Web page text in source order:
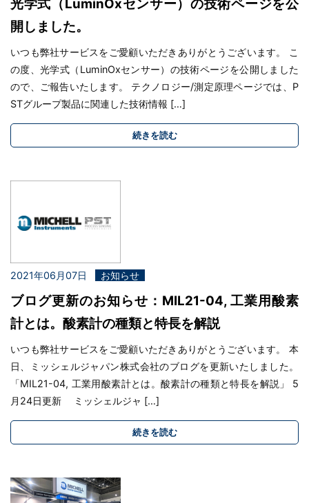
光学式（LuminOxセンサー）の技術ページを公
開しました。
いつも弊社サービスをご愛顧いただきありがとうございます。 こ
の度、光学式（LuminOxセンサー）の技術ページを公開しました
ので、ご報告いたします。 テクノロジー/測定原理ページでは、P
STグループ製品に関連した技術情報 […]
続きを読む
2021年06月07日 お知らせ
ブログ更新のお知らせ：MIL21-04, 工業用酸素
計とは。酸素計の種類と特長を解説
いつも弊社サービスをご愛顧いただきありがとうございます。 本
日、ミッシェルジャパン株式会社のブログを更新いたしました。
「MIL21-04, 工業用酸素計とは。酸素計の種類と特長を解説」 5
月24日更新 ミッシェルジャ […]
続きを読む